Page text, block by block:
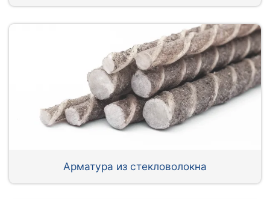
Арматура из стекловолокна